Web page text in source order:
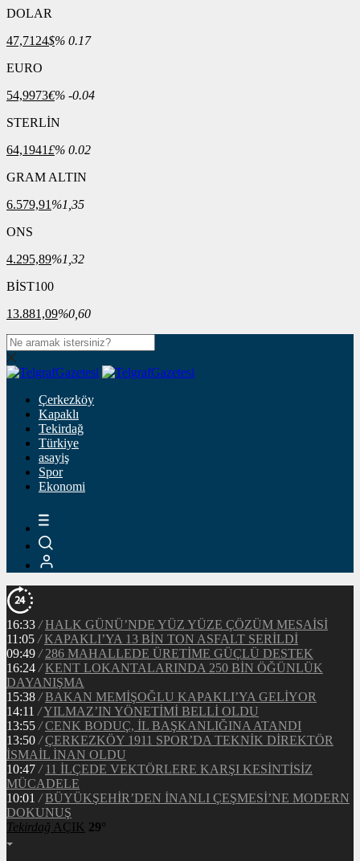
DOLAR
47,7124$% 0.17
EURO
54,9973€% -0.04
STERLİN
64,1941£% 0.02
GRAM ALTIN
6.579,91 %1,35
ONS
4.295,89%1,32
BİST100
13.881,09%0,60
Çerkezköy
Kapaklı
Tekirdağ
Türkiye
asayiş
Spor
Ekonomi
16:33 / HALK GÜNÜ’NDE YÜZ YÜZE ÇÖZÜM MESAİSİ
11:05 / KAPAKLI’YA 13 BİN TON ASFALT SERİLDİ
09:49 / 286 MAHALLEDE ÜRETİME GÜÇLÜ DESTEK
16:24 / KENT LOKANTALARINDA 250 BİN ÖĞÜNLÜK
DAYANIŞMA
15:38 / BAKAN MEMİŞOĞLU KAPAKLI’YA GELİYOR
14:11 /YILMAZ’IN YÖNETİMİ BELLİ OLDU
13:55 / CENK BODUÇ, İL BAŞKANLIĞINA ATANDI
13:50 / ÇERKEZKÖY 1911 SPOR’DA TEKNİK DİREKTÖR
İSMAİL İNAN OLDU
10:47 / 11 İLÇEDE VEKTÖRLERE KARŞI KESİNTİSİZ
MÜCADELE
10:01 / BÜYÜKŞEHİR’DEN İNANLI ÇEŞMESİ’NE MODERN
DOKUNUŞ
Tekirdağ AÇIK 29°